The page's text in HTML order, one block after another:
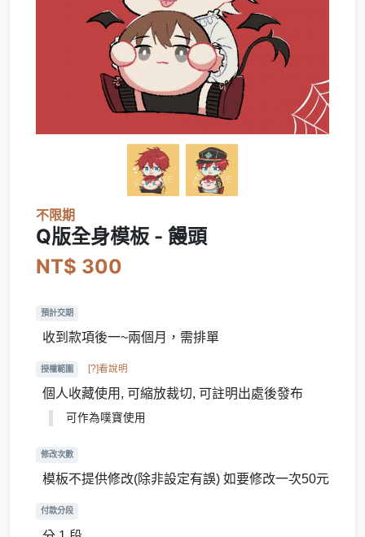
不限期
Q版全身模板 - 饅頭
NT$ 300
預計交期
收到款項後一~兩個月，需排單
授權範圍 [?]看說明
個人收藏使用, 可縮放裁切, 可註明出處後發布
可作為噗寶使用
修改次數
模板不提供修改(除非設定有誤) 如要修改一次50元
付款分段